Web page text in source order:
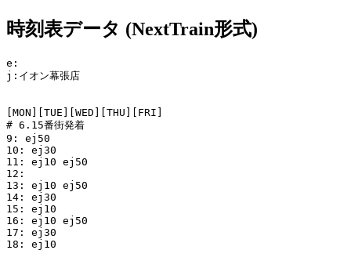
時刻表データ (NextTrain形式)
e:
j:イオン幕張店
[MON][TUE][WED][THU][FRI]
# 6.15番街発着
9: ej50
10: ej30
11: ej10 ej50
12:
13: ej10 ej50
14: ej30
15: ej10
16: ej10 ej50
17: ej30
18: ej10